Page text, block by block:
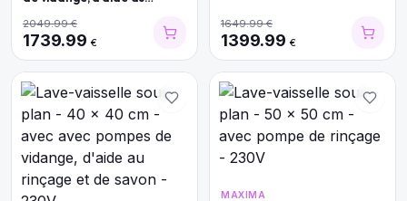
affichage numérique - 400V
2049.99€
1739.99 €
1649.99€
1399.99 €
MAXIMA